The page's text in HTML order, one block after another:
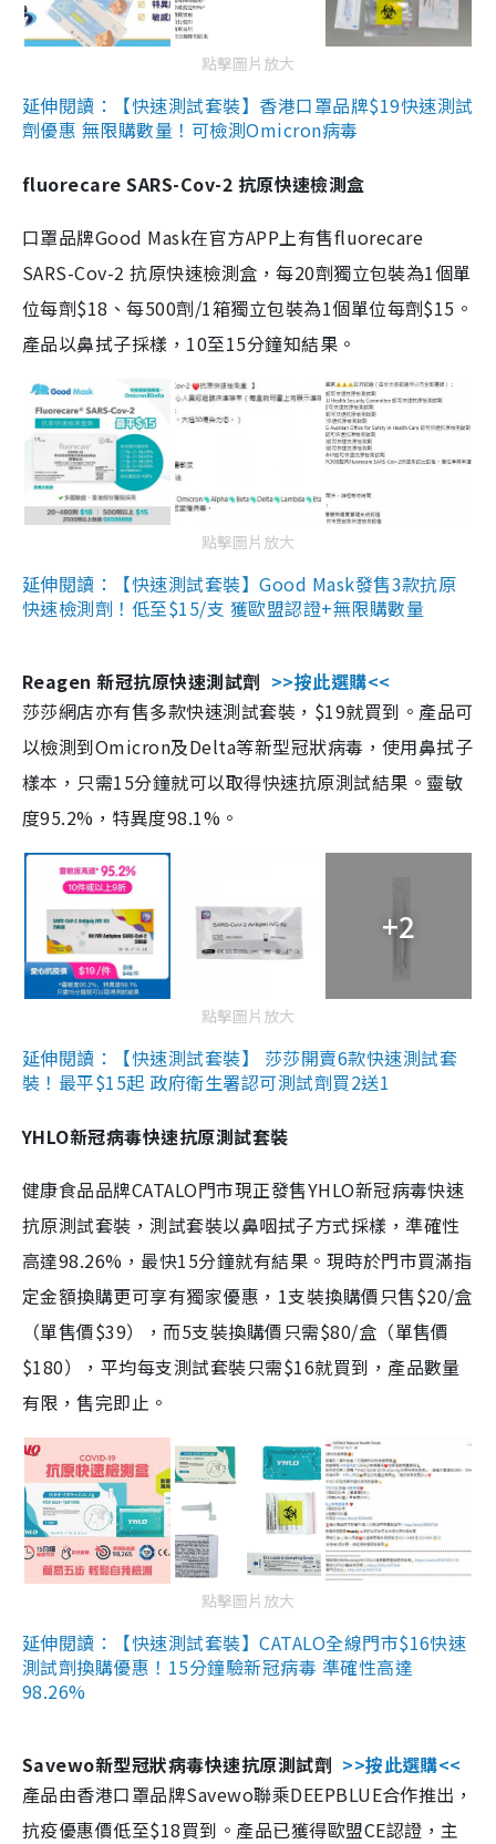
點擊圖片放大
延伸閱讀：【快速測試套裝】香港口罩品牌$19快速測試
劑優惠 無限購數量！可檢測Omicron病毒
fluorecare SARS-Cov-2 抗原快速檢測盒
口罩品牌Good Mask在官方APP上有售fluorecare
SARS-Cov-2 抗原快速檢測盒，每20劑獨立包裝為1個單
位每劑$18、每500劑/1箱獨立包裝為1個單位每劑$15。
產品以鼻拭子採樣，10至15分鐘知結果。
點擊圖片放大
延伸閱讀：【快速測試套裝】Good Mask發售3款抗原
快速檢測劑！低至$15/支 獲歐盟認證+無限購數量
Reagen 新冠抗原快速測試劑 >>按此選購<<
莎莎網店亦有售多款快速測試套裝，$19就買到。產品可
以檢測到Omicron及Delta等新型冠狀病毒，使用鼻拭子
樣本，只需15分鐘就可以取得快速抗原測試結果。靈敏
度95.2%，特異度98.1%。
+2
點擊圖片放大
延伸閱讀：【快速測試套裝】 莎莎開賣6款快速測試套
裝！最平$15起 政府衛生署認可測試劑買2送1
YHLO新冠病毒快速抗原測試套裝
健康食品品牌CATALO門市現正發售YHLO新冠病毒快速
抗原測試套裝，測試套裝以鼻咽拭子方式採樣，準確性
高達98.26%，最快15分鐘就有結果。現時於門市買滿指
定金額換購更可享有獨家優惠，1支裝換購價只售$20/盒
（單售價$39），而5支裝換購價只需$80/盒（單售價
$180），平均每支測試套裝只需$16就買到，產品數量
有限，售完即止。
點擊圖片放大
延伸閱讀：【快速測試套裝】CATALO全線門市$16快速
測試劑換購優惠！15分鐘驗新冠病毒 準確性高達
98.26%
Savewo新型冠狀病毒快速抗原測試劑 >>按此選購<<
產品由香港口罩品牌Savewo聯乘DEEPBLUE合作推出，
抗疫優惠價低至$18買到。產品已獲得歐盟CE認證，主